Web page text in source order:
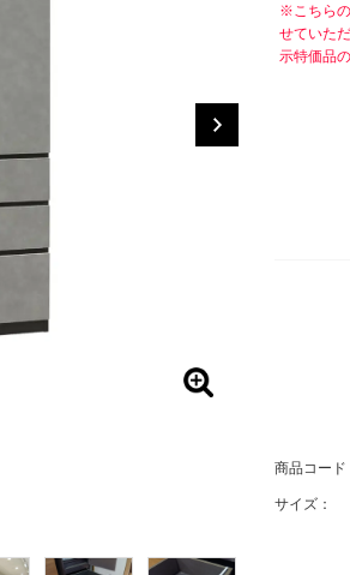
※こちら
せていた
示特価品の
商品コード
サイズ：